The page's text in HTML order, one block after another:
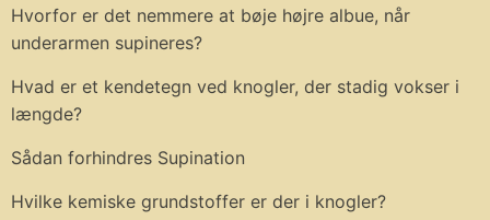
Hvorfor er det nemmere at bøje højre albue, når
underarmen supineres?
Hvad er et kendetegn ved knogler, der stadig vokser i
længde?
Sådan forhindres Supination
Hvilke kemiske grundstoffer er der i knogler?